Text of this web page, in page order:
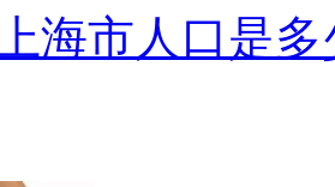
上海市人口是